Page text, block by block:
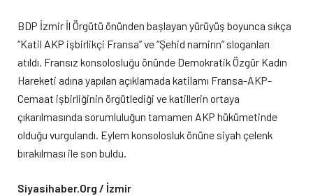
BDP İzmir İl Örgütü önünden başlayan yürüyüş boyunca sıkça
“Katil AKP işbirlikçi Fransa” ve “Şehid namirın” sloganları
atıldı. Fransız konsolosluğu önünde Demokratik Özgür Kadın
Hareketi adına yapılan açıklamada katilamı Fransa-AKP-
Cemaat işbirliğinin örgütlediği ve katillerin ortaya
çıkarılmasında sorumluluğun tamamen AKP hükümetinde
olduğu vurgulandı. Eylem konsolosluk önüne siyah çelenk
bırakılması ile son buldu.
Siyasihaber.Org / İzmir